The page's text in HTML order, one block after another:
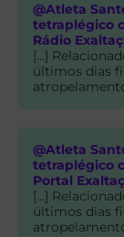
@Atleta
tetraplégico
Rádio
[…]
últimos dias
@Atleta
tetraplégico
Portal
[…]
últimos dias